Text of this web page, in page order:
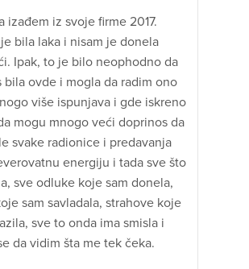
izađem iz svoje firme 2017.
bila laka i nisam je donela
Ipak, to je bilo neophodno da
bila ovde i mogla da radim ono
više ispunjava i gde iskreno
mogu mnogo veći doprinos da
svake radionice i predavanja
energiju i tada sve što
sve odluke koje sam donela,
sam savladala, strahove koje
sve to onda ima smisla i
da vidim šta me tek čeka.